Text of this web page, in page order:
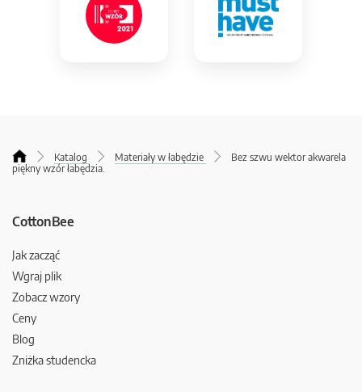
Katalog Materiały w łabędzie
Bez szwu wektor akwarela
piękny wzór łabędzia.
CottonBee
Jak zacząć
Wgraj plik
Zobacz wzory
Ceny
Blog
Zniżka studencka